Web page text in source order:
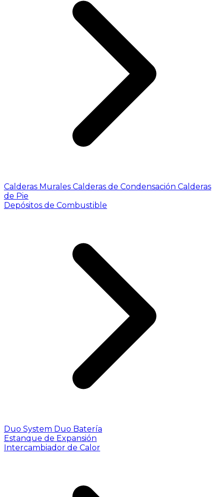
Calderas Murales Calderas de Condensación Calderas
de Pie
Depósitos de Combustible
Duo System Duo Batería
Estanque de Expansión
Intercambiador de Calor